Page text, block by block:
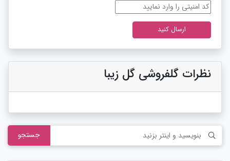
نظرات گلفروشی گل زیبا
جستجو